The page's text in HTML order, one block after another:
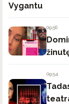
Vygantu
09:56
09:54